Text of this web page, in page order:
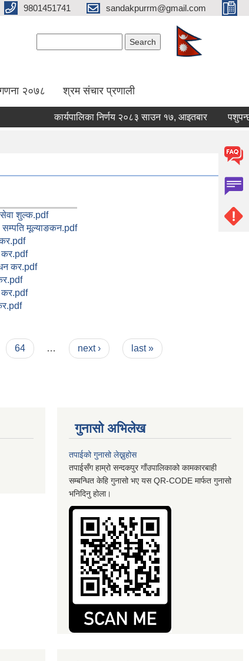
9801451741 sandakpurrm@gmail.com
२०७८ श्रम संचार प्रणाली
कार्यपालिका निर्णय २०८३ साउन १७, आइतबार
सेवा शुल्क.pdf
मूल्याङकन.pdf
कर.pdf
कर.pdf
कर.pdf
64 … next › last »
गुनासो अभिलेख
तपाईको गुनासो लेख्नुहोस
तपाईसँग हाम्रो सन्दकपुर गाँउपालिकाको कामकारबाही
सम्बन्धित केहि गुनासो भए यस QR-CODE मार्फत गुनासो
भनिदिनु होला।